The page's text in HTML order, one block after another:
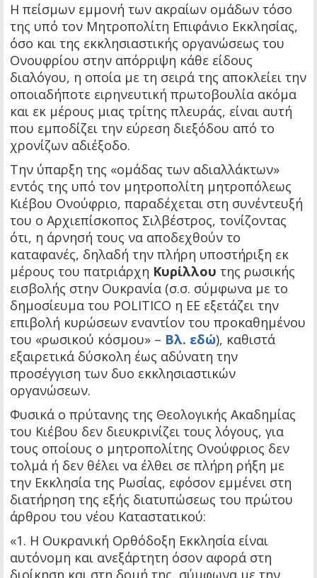
Η πείσμων εμμονή των ακραίων ομάδων τόσο
της υπό τον Μητροπολίτη Επιφάνιο Εκκλησίας,
όσο και της εκκλησιαστικής οργανώσεως του
Ονουφρίου στην απόρριψη κάθε είδους
διαλόγου, η οποία με τη σειρά της αποκλείει την
οποιαδήποτε ειρηνευτική πρωτοβουλία ακόμα
και εκ μέρους μιας τρίτης πλευράς, είναι αυτή
που εμποδίζει την εύρεση διεξόδου από το
χρονίζων αδιέξοδο.
Την ύπαρξη της «ομάδας των αδιαλλάκτων»
εντός της υπό τον μητροπολίτη μητροπόλεως
Κιέβου Ονούφριο, παραδέχεται στη συνέντευξή
του ο Αρχιεπίσκοπος Σιλβέστρος, τονίζοντας
ότι, η άρνησή τους να αποδεχθούν το
καταφανές, δηλαδή την πλήρη υποστήριξη εκ
μέρους του πατριάρχη Κυρίλλου της ρωσικής
εισβολής στην Ουκρανία (σ.σ. σύμφωνα με το
δημοσίευμα του POLITICO η ΕΕ εξετάζει την
επιβολή κυρώσεων εναντίον του προκαθημένου
του «ρωσικού κόσμου» – Βλ. εδώ), καθιστά
εξαιρετικά δύσκολη έως αδύνατη την
προσέγγιση των δυο εκκλησιαστικών
οργανώσεων.
Φυσικά ο πρύτανης της Θεολογικής Ακαδημίας
του Κιέβου δεν διευκρινίζει τους λόγους, για
τους οποίους ο μητροπολίτης Ονούφριος δεν
τολμά ή δεν θέλει να έλθει σε πλήρη ρήξη με
την Εκκλησία της Ρωσίας, εφόσον εμμένει στη
διατήρηση της εξής διατυπώσεως του πρώτου
άρθρου του νέου Καταστατικού:
«1. Η Ουκρανική Ορθόδοξη Εκκλησία είναι
αυτόνομη και ανεξάρτητη όσον αφορά στη
διοίκηση και στη δομή της, σύμφωνα με την